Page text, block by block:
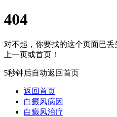
404
对不起，你要找的这个页面已
上一页或首页！
5秒钟后自动返回首页
返回首页
白癜风病因
白癜风治疗